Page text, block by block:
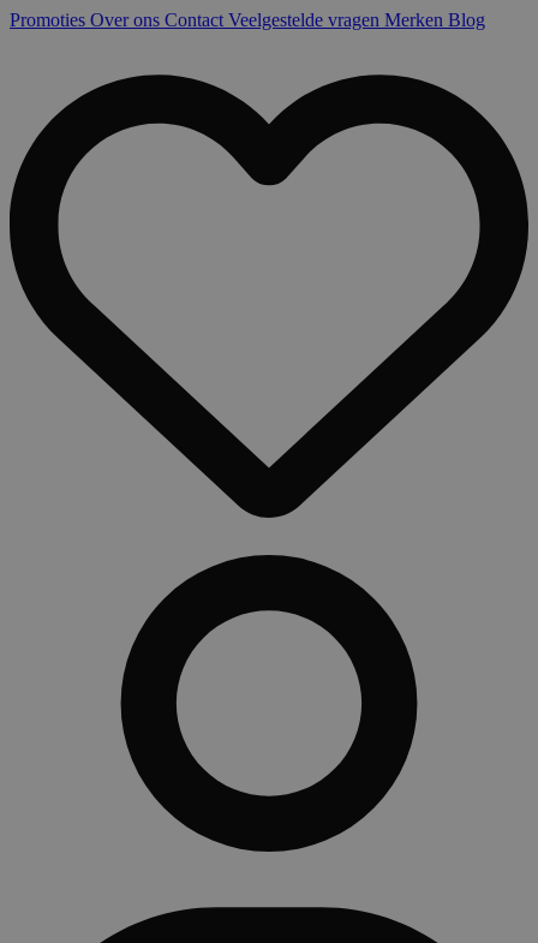
Promoties Over ons Contact Veelgestelde vragen Merken Blog